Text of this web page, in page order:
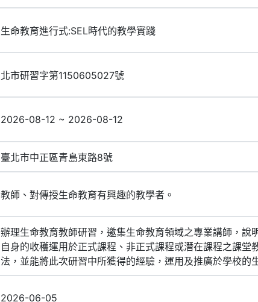
生命教育進行式:SEL時代的教學實踐
北市研習字第1150605027號
2026-08-12 ~ 2026-08-12
臺北市中正區青島東路8號
教師、對傳授生命教育有興趣的教學者。
辦理生命教育教師研習，邀集生命教育領域之專業講師，
自身的收穫運用於正式課程、非正式課程或潛在課程之課
法，並能將此次研習中所獲得的經驗，運用及推廣於學校的
2026-06-05